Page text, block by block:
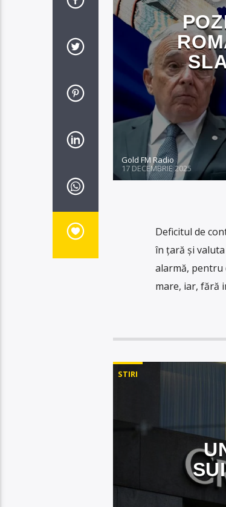
Gold FM Radio
17 DECEMBRIE 2025
Deficitul de
în țară și
alarmă, pentru
mare, iar, fără
STIRI